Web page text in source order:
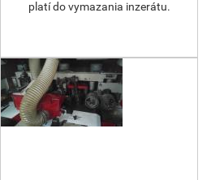
platí do vymazania inzerátu.